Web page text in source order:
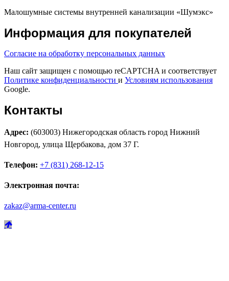
Малошумные системы внутренней канализации «Шумэкс»
Информация для покупателей
Согласие на обработку персональных данных
Наш сайт защищен с помощью reCAPTCHA и соответствует
Политике конфиденциальности и Условиям использования
Google.
Контакты
Адрес: (603003) Нижегородская область город Нижний
Новгород, улица Щербакова, дом 37 Г.
Телефон: +7 (831) 268-12-15
Электронная почта:
zakaz@arma-center.ru